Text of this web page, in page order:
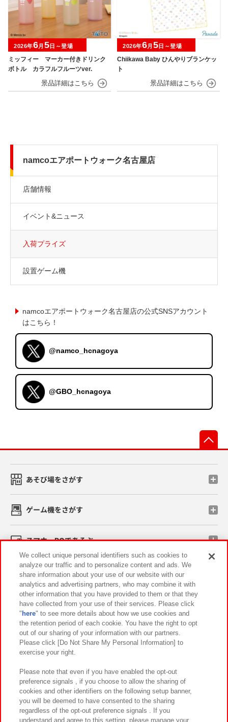
ミッフィー マーカー付きドリンク
ボトル カラフルフルーツver.
2026年6月 5 日～登場
Chiikawa Baby ひんやりブランケッ
ト
2026年6月 5 日～登場
namcoエアポートウォーク名古屋店
店舗情報
イベント&ニュース
入荷プライズ
設置ゲーム機
namcoエアポートウォーク名古屋店の公式SNSアカウント
はこちら！
@namco_hcnagoya
@GBO_hcnagoya
あそび場をさがす
ゲーム機をさがす
スマホ・PCであそぶ
イベント・キャンペーン
関連会社 サステナビリティ サイトポリシー
プライバシーポリシー ウェブアクセシビリティ方針と検証結果
お取引先さまとともに
カスタマーハラスメント対応方針 よくあるご質問・お問い合わせ
We collect unique personal identifiers such as cookies to
analyze our traffic and to personalize content and ads. We
share information about your use of our website with our
analytics and advertising partners, who may combine it with
other information that you have provided to them or that they
have collected from your use of their services. Please click
" here" to see more details about how we use cookies and
the retention period of each cookie. You have the right to opt
out of our sharing of your information with our partners.
Please click [Do Not Share My Personal Information] to
exercise your right.
Please note that even if you have enabled the opt-out
preference signals , if you choose to allow the sharing of
cookies and other identifiers on the following setup banner,
you will be deemed to have consented to the sharing
regardless of the opt-out preference signals . If you
understand and agree to this setting, please manage your